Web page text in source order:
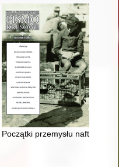
naukowego : Wydział
Początki przemysłu